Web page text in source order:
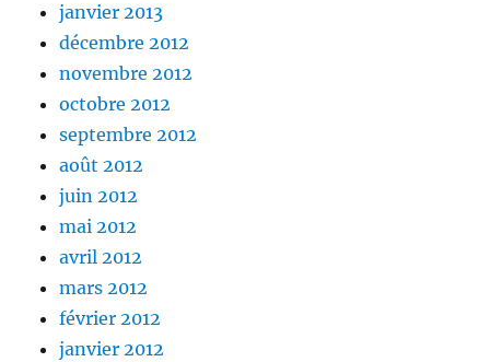
janvier 2013
décembre 2012
novembre 2012
octobre 2012
septembre 2012
août 2012
juin 2012
mai 2012
avril 2012
mars 2012
février 2012
janvier 2012